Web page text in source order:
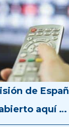
de
aquí …